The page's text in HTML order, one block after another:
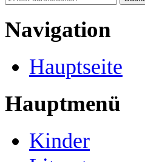
Navigation
Hauptseite
Hauptmenü
Kinder